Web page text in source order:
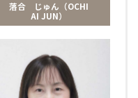
落合 じゅん（OCHI
AI JUN）